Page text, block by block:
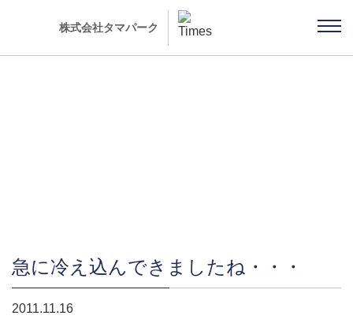
株式会社タマパーク
急に冷え込んできましたね・・・
2011.11.16